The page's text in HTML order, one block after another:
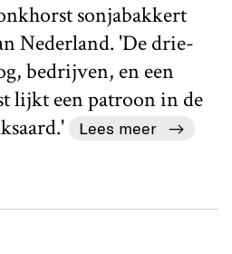
sonjabakkert
Nederland. 'De drie-
bedrijven, en een
lijkt een patroon in de
Lees meer